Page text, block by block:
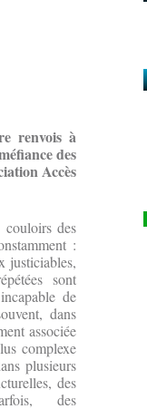
renvois à
des
Accès
couloirs des
:
justiciables,
sont
de
dans
associée
complexe
plusieurs
des
des